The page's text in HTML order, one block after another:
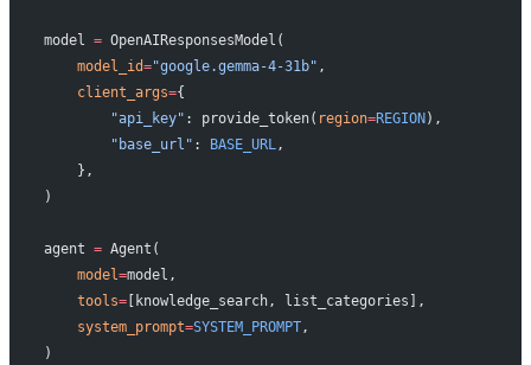
model = OpenAIResponsesModel(
    model_id
="google.gemma-4-31b" ,
    client_args
={
        "api_key"
: provide_token( region=REGION ),
        "base_url"
: BASE_URL,
    },
)
agent = Agent(
    model
=model,
    tools
=[knowledge_search, list_categories],
    system_prompt
=SYSTEM_PROMPT,
)